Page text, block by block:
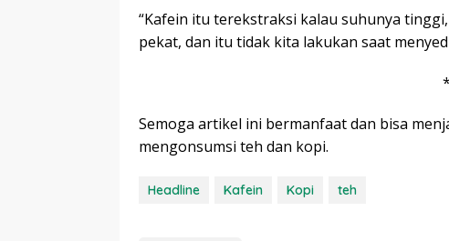
“Kafein itu terekstraksi kalau suhunya
pekat, dan itu tidak kita lakukan saat
Semoga artikel ini bermanfaat dan bisa
mengonsumsi teh dan kopi.
Headline Kafein Kopi teh